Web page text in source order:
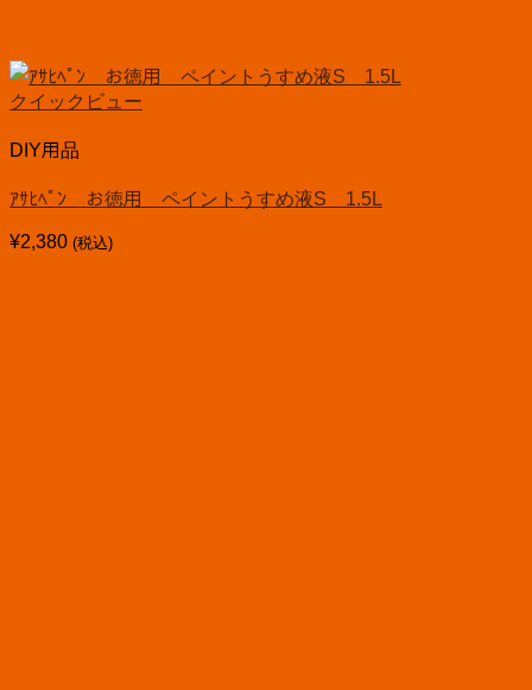
クイックビュー
DIY用品
ｱｻﾋﾍﾟﾝ お徳用 ペイントうすめ液S 1.5L
¥2,380 (税込)